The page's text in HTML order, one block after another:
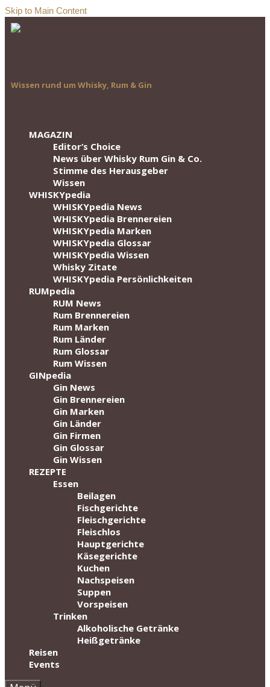
Skip to Main Content
Wissen rund um Whisky, Rum & Gin
MAGAZIN
Editor‘s Choice
News über Whisky Rum Gin & Co.
Stimme des Herausgeber
Wissen
WHISKYpedia
WHISKYpedia News
WHISKYpedia Brennereien
WHISKYpedia Marken
WHISKYpedia Glossar
WHISKYpedia Wissen
Whisky Zitate
WHISKYpedia Persönlichkeiten
RUMpedia
RUM News
Rum Brennereien
Rum Marken
Rum Länder
Rum Glossar
Rum Wissen
GINpedia
Gin News
Gin Brennereien
Gin Marken
Gin Länder
Gin Firmen
Gin Glossar
Gin Wissen
REZEPTE
Essen
Beilagen
Fischgerichte
Fleischgerichte
Fleischlos
Hauptgerichte
Käsegerichte
Kuchen
Nachspeisen
Suppen
Vorspeisen
Trinken
Alkoholische Getränke
Heißgetränke
Reisen
Events